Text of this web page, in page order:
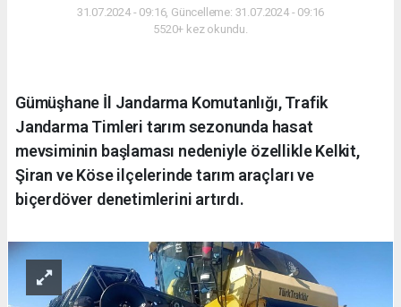
31.07.2024 - 09:16, Güncelleme: 31.07.2024 - 09:16
5520+ kez okundu.
Gümüşhane İl Jandarma Komutanlığı, Trafik
Jandarma Timleri tarım sezonunda hasat
mevsiminin başlaması nedeniyle özellikle Kelkit,
Şiran ve Köse ilçelerinde tarım araçları ve
biçerdöver denetimlerini artırdı.